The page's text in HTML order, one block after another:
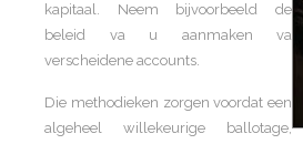
kapitaal. Neem bijvoorbeeld de
beleid va u aanmaken va
verscheidene accounts.
Die methodieken zorgen voordat een
algeheel willekeurige ballotage,